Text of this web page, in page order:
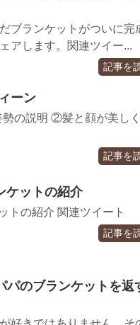
ブランケットがついに完
アします。関連ツイー...
記事を
ーン
の説明 ②髪と顔が美し
記事を
ケットの紹介
トの紹介 関連ツイート
記事を
のブランケットを返